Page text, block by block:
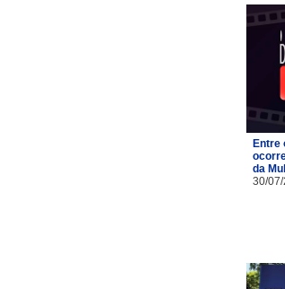
Entre
da
30/